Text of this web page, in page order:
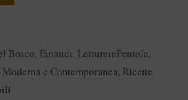
Bosco, Einaudi, LettureinPentola,
e Contemporanea, Ricette,